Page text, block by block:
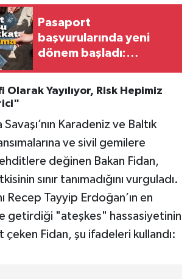
Pasaport
başvurularında yeni
dönem başladı:
Olarak Yayılıyor, Risk Hepimiz
Karadeniz ve Baltık
ve sivil gemilere
değinen Bakan Fidan,
sınır tanımadığını vurguladı.
Recep Tayyip Erdoğan’ın en
getirdiği "ateşkes" hassasiyetinin
çeken Fidan, şu ifadeleri kullandı: